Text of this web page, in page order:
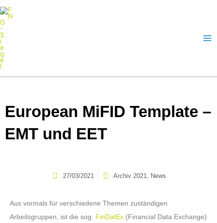
Inhalt
springen
European MiFID Template –
EMT und EET
27/03/2021 Archiv 2021, News
Aus vormals für verschiedene Themen zuständigen
Arbeitsgruppen, ist die sog. FinDatEx (Financial Data Exchange)